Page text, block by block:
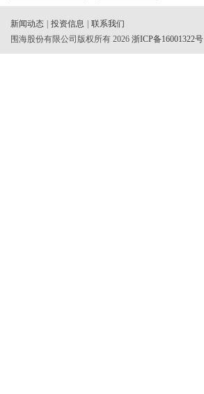
新闻动态 投资信息
联系我们
围海股份有限公司版权所有 2026 浙ICP备16001322号